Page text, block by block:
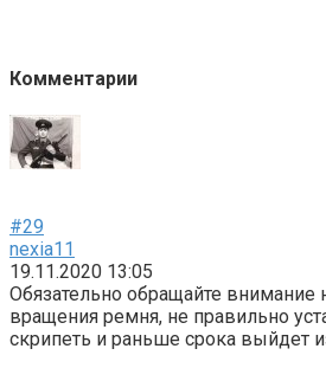
Комментарии
#29
nexia11
19.11.2020 13:05
Обязательно обращайте внимание
вращения ремня, не правильно
скрипеть и раньше срока выйдет